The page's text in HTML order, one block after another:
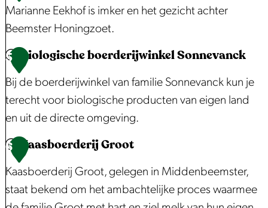
v
a
n
B
e
e
m
s
t
e
r
u
i
t
e
e
l
t
e
d
t
b
e
r
i
j
f
r
o
e
r
d
r
i
j
w
n
k
Marianne Eekhof is imker en het gezicht achter
Beemster Honingzoet.
B
e
m
s
t
r
H
5 Biologische boerderijwinkel Sonnevanck
Bij de boerderijwinkel van familie Sonnevanck kun je
terecht voor biologische producten van eigen land
en uit de directe omgeving.
B
o
l
6 Kaasboerderij Groot
Kaasboerderij Groot, gelegen in Middenbeemster,
staat bekend om het ambachtelijke proces waarmee